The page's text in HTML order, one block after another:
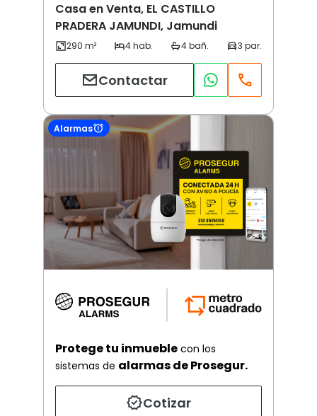
Casa en Venta, EL CASTILLO
PRADERA JAMUNDI, Jamundi
Contactar
Alarmas
Protege tu inmueble con los
sistemas de alarmas de Prosegur.
Cotizar